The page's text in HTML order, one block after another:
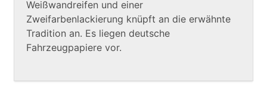
Weißwandreifen und einer
Zweifarbenlackierung knüpft an die erwähnte
Tradition an. Es liegen deutsche
Fahrzeugpapiere vor.